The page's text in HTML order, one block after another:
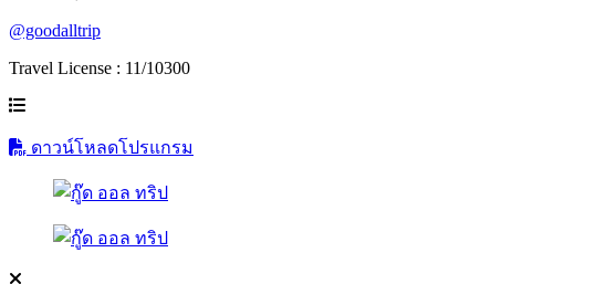
@goodalltrip
Travel License : 11/10300
ดาวน์โหลดโปรแกรม